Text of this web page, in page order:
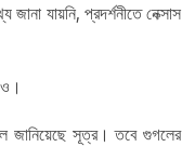
যায়নি, প্রদর্শনীতে নেক্সাস
জানিয়েছে সূত্র। তবে গুগলের